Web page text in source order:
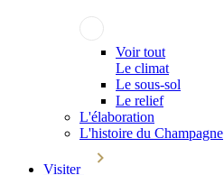
Voir tout
Le climat
Le sous-sol
Le relief
L'élaboration
L'histoire du Champagne
Visiter